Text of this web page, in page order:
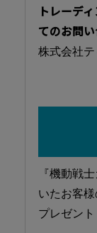
トレーデ
てのお問
株式会社
『機動戦
いたお客
プレゼント